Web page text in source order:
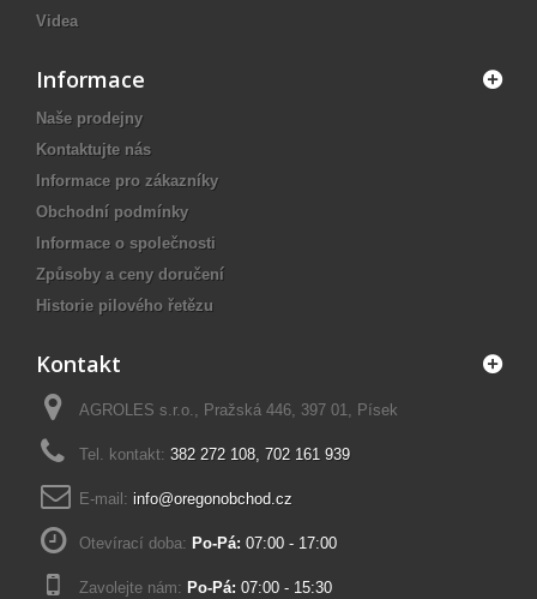
Videa
Informace
Naše prodejny
Kontaktujte nás
Informace pro zákazníky
Obchodní podmínky
Informace o společnosti
Způsoby a ceny doručení
Historie pilového řetězu
Kontakt
AGROLES s.r.o., Pražská 446, 397 01, Písek
Tel. kontakt: 382 272 108 702 161 939
E-mail: info@oregonobchod.cz
Otevírací doba: Po-Pá: 07:00 - 17:00
Zavolejte nám: Po-Pá: 07:00 - 15:30